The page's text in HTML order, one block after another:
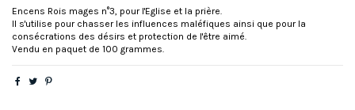
Encens Rois mages n°3, pour l'Eglise et la prière.
Il s'utilise pour chasser les influences maléfiques ainsi que pour la
consécrations des désirs et protection de l'être aimé.
Vendu en paquet de 100 grammes.